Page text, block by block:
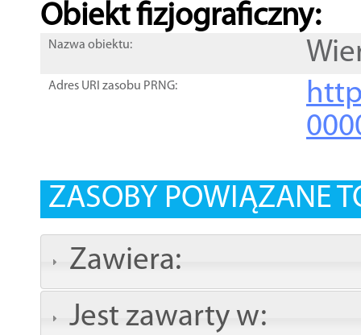
Obiekt fizjograficzny:
Nazwa obiektu:
Adres URI zasobu PRNG:
ZASOBY POWIĄZANE
Zawiera:
Jest zawarty w: